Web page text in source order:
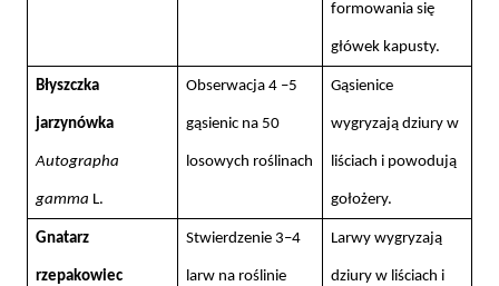
formowania się
główek kapusty.
Błyszczka
jarzynówka
Autographa
gamma L.
Obserwacja 4 –5
gąsienic na 50
losowych roślinach
Gąsienice
wygryzają dziury w
liściach i powodują
gołożery.
Gnatarz
rzepakowiec
Stwierdzenie 3–4
larw na roślinie
Larwy wygryzają
dziury w liściach i